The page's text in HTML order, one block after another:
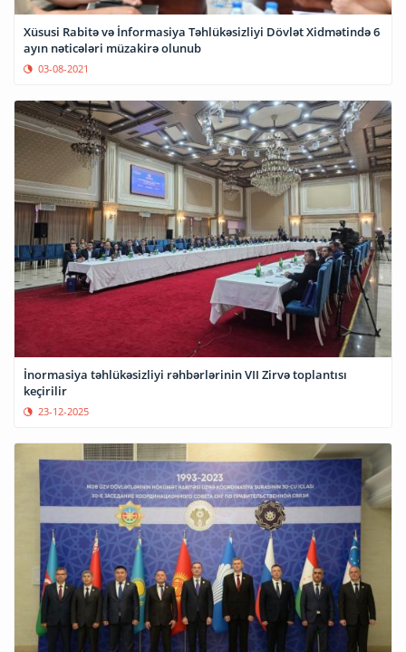
Xüsusi Rabitə və İnformasiya Təhlükəsizliyi Dövlət Xidmətində 6
ayın nəticələri müzakirə olunub
03-08-2021
İnormasiya təhlükəsizliyi rəhbərlərinin VII Zirvə toplantısı
keçirilir
23-12-2025